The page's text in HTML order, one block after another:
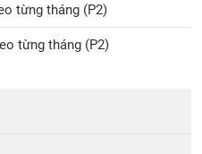
từng tháng (P2)
từng tháng (P2)